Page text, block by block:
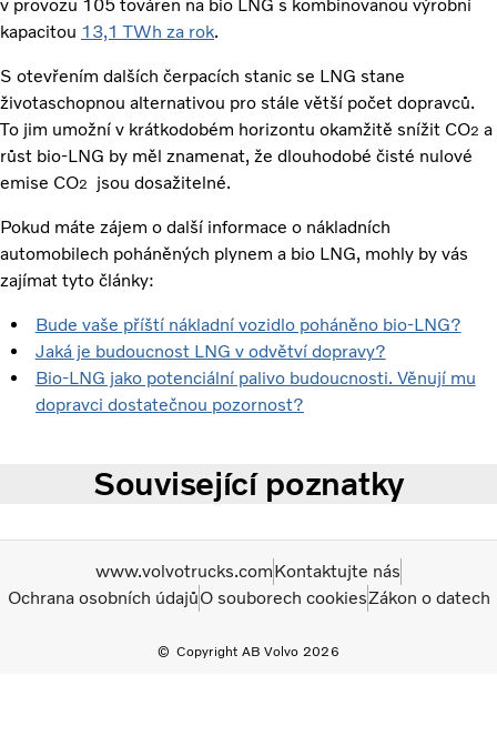
v provozu 105 továren na bio LNG s kombinovanou výrobní
kapacitou 13,1 TWh za rok.
S otevřením dalších čerpacích stanic se LNG stane
životaschopnou alternativou pro stále větší počet dopravců.
To jim umožní v krátkodobém horizontu okamžitě snížit CO2 a
růst bio-LNG by měl znamenat, že dlouhodobé čisté nulové
emise CO2 jsou dosažitelné.
Pokud máte zájem o další informace o nákladních
automobilech poháněných plynem a bio LNG, mohly by vás
zajímat tyto články:
Bude vaše příští nákladní vozidlo poháněno bio-LNG?
Jaká je budoucnost LNG v odvětví dopravy?
Bio-LNG jako potenciální palivo budoucnosti. Věnují mu
dopravci dostatečnou pozornost?
Související poznatky
Copyright AB Volvo 2026
www.volvotrucks.comKontaktujte nás
Ochrana osobních údajůO souborech cookiesZákon o datech